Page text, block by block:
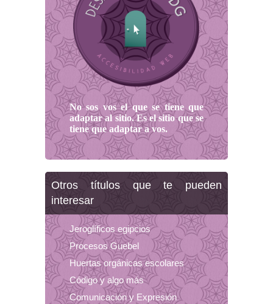
No sos vos el que se tiene que
adaptar al sitio. Es el sitio que se
tiene que adaptar a vos.
Otros títulos que te pueden
interesar
Jeroglíficos egipcios
Procesos Guebel
Huertas orgánicas escolares
Código y algo más
Comunicación y Expresión